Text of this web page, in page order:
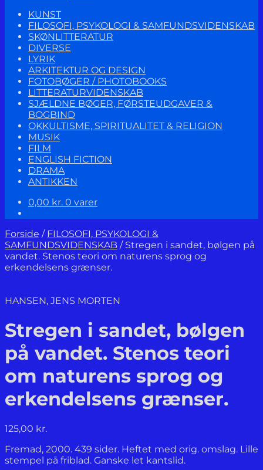
KUNST
FILOSOFI, PSYKOLOGI & SAMFUNDSVIDENSKAB
SKØNLITTERATUR
DIVERSE
LYRIK
ARKITEKTUR OG DESIGN
FOTOBØGER / PHOTOBOOKS
LITTERATURVIDENSKAB
SJÆLDNE BØGER, FØRSTEUDGAVER &
BOGBIND
OKKULTISME, SPIRITUALITET & RELIGION
MUSIK
FILM
ENGLISH FICTION
DRAMA
ANTIKKEN
0,00 kr. 0 varer
Forside / FILOSOFI, PSYKOLOGI &
SAMFUNDSVIDENSKAB / Stregen i sandet, bølgen på
vandet. Stenos teori om naturens sprog og
erkendelsens grænser.
HANSEN, JENS MORTEN
Stregen i sandet, bølgen
på vandet. Stenos teori
om naturens sprog og
erkendelsens grænser.
125,00 kr.
Fremad, 2000. 439 sider. Heftet med orig. omslag. Lille
stempel på friblad. Ganske let kantslid.